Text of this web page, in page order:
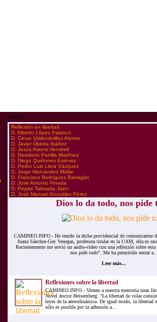
www
·Reflexión en libertad
·D. Alberto López Palanco
·D. Cesar Valdeolmillos Alonso
·D. Javier Úbeda Ibáñez
·D. Jesús Asensi Vendrell
·D. Desiderio Parrilla Martínez
·D. Diego Quiñones Estévez
·D. Pedro Luis Llera Vázquez
·D. Jorge Hernández Mollar
·D. Francisco Rodríguez Barragán
·D. José Antonio Pineda
·D. Pepita Taboada Jaén
·D. José Manuel González Pérez
Dios lo da todo, nos pide
CAMINEO.INFO.- He tenido la dicha providencial de comunicarme
Juana Sánchez-Gey Venegas, profesora titular en la UAM, ella es
Recientemente me envió un audio-video con una reflexión sobre
nos pide todo". Me ha permitido entrar
Leer más...
Reflexiones sobre la libertad
CAMINEO.INFO.- Vienen a nuestra memoria unas
Novel doctor Heisemberg: "La libertad de volar
leyes de la aereodinámica. De igual modo, la libertad
sólo es posible por la adhesión a...